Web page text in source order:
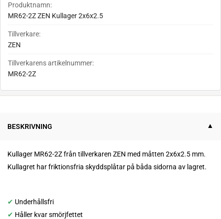
Produktnamn:
MR62-2Z ZEN Kullager 2x6x2.5
Tillverkare:
ZEN
Tillverkarens artikelnummer:
MR62-2Z
BESKRIVNING
Kullager MR62-2Z från tillverkaren ZEN med måtten 2x6x2.5 mm.
Kullagret harfriktionsfria skyddsplåtar på båda sidorna av lagret.
✔ Underhållsfri
✔ Håller kvar smörjfettet